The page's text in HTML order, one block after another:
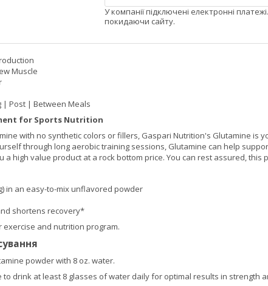
У компанії підключені електронні
покидаючи сайту.
Muscle
Post | Between Meals
for Sports Nutrition
with no synthetic colors or fillers, Gaspari Nutrition's Glutamine is
through long aerobic training sessions, Glutamine can help
a high value product at a rock bottom price. You can rest assured,
in an easy-to-mix unflavored powder
shortens recovery*
and nutrition program.
powder with 8 oz. water.
to drink at least 8 glasses of water daily for optimal results in strength